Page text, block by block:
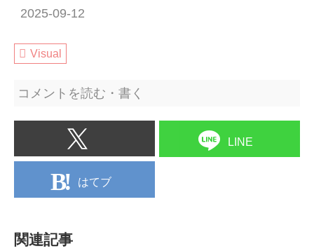
2025-09-12
Visual
コメントを読む・書く
LINE
はてブ
関連記事